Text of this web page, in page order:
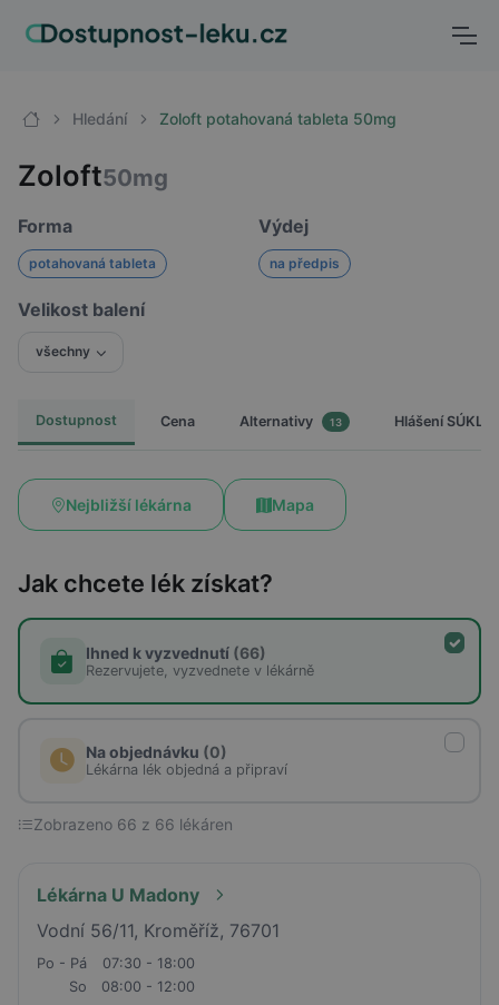
Hledání Zoloft potahovaná tableta 50mg
Zoloft50mg
Forma
potahovaná tableta
Výdej
na předpis
Velikost balení
všechny
Dostupnost Cena Alternativy 13 Hlášení SÚKL
Nejbližší lékárna Mapa
Jak chcete lék získat?
Ihned k vyzvednutí (66)
Rezervujete, vyzvednete v lékárně
Na objednávku (0)
Lékárna lék objedná a připraví
Zobrazeno 66 z 66 lékáren
Lékárna U Madony
Vodní 56/11, Kroměříž, 76701
Po - Pá
07:30 - 18:00
So
08:00 - 12:00